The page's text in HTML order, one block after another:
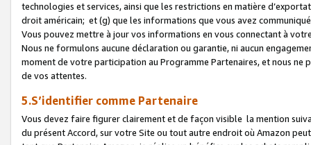
technologies et services, ainsi que les restrictions en matière
droit américain; et (g) que les informations que vous avez
Vous pouvez mettre à jour vos informations en vous connectant à
Nous ne formulons aucune déclaration ou garantie, ni aucun
moment de votre participation au Programme Partenaires, et nous
de vos attentes.
5.S’identifier comme Partenaire
Vous devez faire figurer clairement et de façon visible la mention
du présent Accord, sur votre Site ou tout autre endroit où Amazon